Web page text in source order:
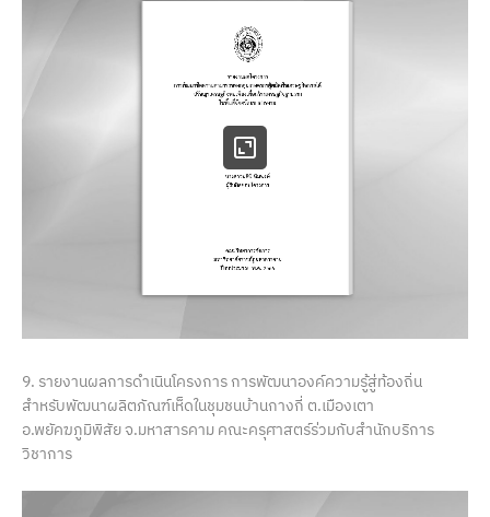
9. รายงานผลการดำเนินโครงการ การพัฒนาองค์ความรู้สู่ท้องถิ่น
สำหรับพัฒนาผลิตภัณฑ์เห็ดในชุมชนบ้านกางกี่ ต.เมืองเตา
อ.พยัคฆภูมิพิสัย จ.มหาสารคาม คณะครุศาสตร์ร่วมกับสำนักบริการ
วิชาการ